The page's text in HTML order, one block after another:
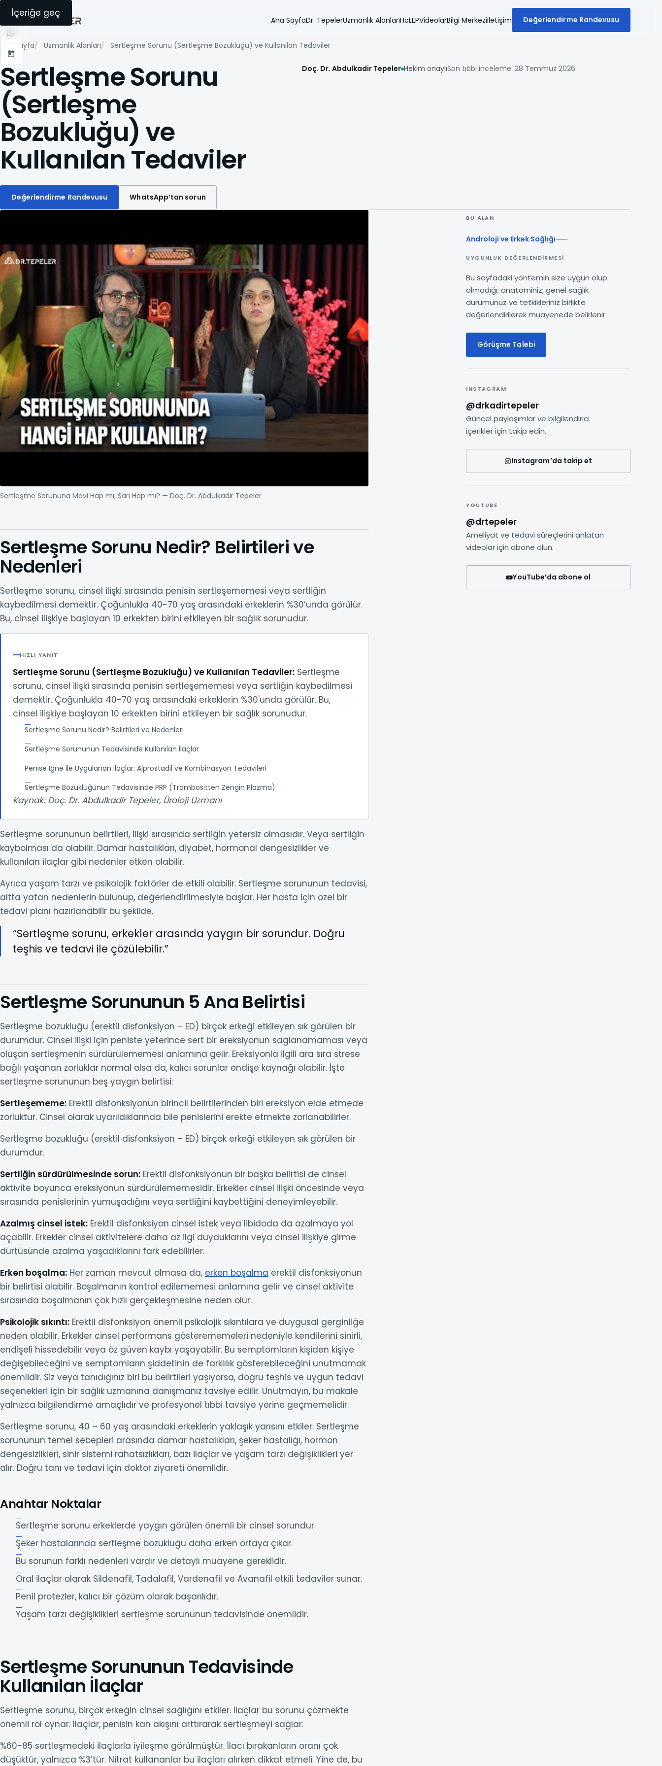
İçeriğe geç
Ana SayfaDr. TepelerUzmanlık AlanlarıHoLEPVideolarBilgi Merkeziİletişim Değerlendirme Randevusu
Ana sayfa Uzmanlık Alanları Sertleşme Sorunu (Sertleşme Bozukluğu) ve Kullanılan Tedaviler
Sertleşme Sorunu
(Sertleşme
Bozukluğu) ve
Kullanılan Tedaviler
Değerlendirme Randevusu WhatsApp’tan sorun
Doç. Dr. Abdulkadir Tepeler Hekim onaylıSon tıbbi inceleme: 28 Temmuz 2026
Sertleşme Sorununa Mavi Hap mı, Sarı Hap mı? — Doç. Dr. Abdulkadir Tepeler videosunu oynat
Sertleşme Sorununa Mavi Hap mı, Sarı Hap mı? — Doç. Dr. Abdulkadir Tepeler
Sertleşme Sorunu Nedir? Belirtileri ve
Nedenleri
Sertleşme sorunu, cinsel ilişki sırasında penisin sertleşememesi veya sertliğin
kaybedilmesi demektir. Çoğunlukla 40-70 yaş arasındaki erkeklerin %30’unda görülür.
Bu, cinsel ilişkiye başlayan 10 erkekten birini etkileyen bir sağlık sorunudur.
HIZLI YANIT
Sertleşme Sorunu (Sertleşme Bozukluğu) ve Kullanılan Tedaviler: Sertleşme
sorunu, cinsel ilişki sırasında penisin sertleşememesi veya sertliğin kaybedilmesi
demektir. Çoğunlukla 40-70 yaş arasındaki erkeklerin %30'unda görülür. Bu,
cinsel ilişkiye başlayan 10 erkekten birini etkileyen bir sağlık sorunudur.
Sertleşme Sorunu Nedir? Belirtileri ve Nedenleri
Sertleşme Sorununun Tedavisinde Kullanılan İlaçlar
Penise İğne ile Uygulanan İlaçlar: Alprostadil ve Kombinasyon Tedavileri
Sertleşme Bozukluğunun Tedavisinde PRP (Trombositten Zengin Plazma)
Kaynak: Doç. Dr. Abdulkadir Tepeler, Üroloji Uzmanı
Sertleşme sorununun belirtileri, ilişki sırasında sertliğin yetersiz olmasıdır. Veya sertliğin
kaybolması da olabilir. Damar hastalıkları, diyabet, hormonal dengesizlikler ve
kullanılan ilaçlar gibi nedenler etken olabilir.
Ayrıca yaşam tarzı ve psikolojik faktörler de etkili olabilir. Sertleşme sorununun tedavisi,
altta yatan nedenlerin bulunup, değerlendirilmesiyle başlar. Her hasta için özel bir
tedavi planı hazırlanabilir bu şekilde.
“Sertleşme sorunu, erkekler arasında yaygın bir sorundur. Doğru
teşhis ve tedavi ile çözülebilir.”
Sertleşme Sorununun 5 Ana Belirtisi
Sertleşme bozukluğu (erektil disfonksiyon – ED) birçok erkeği etkileyen sık görülen bir
durumdur. Cinsel ilişki için peniste yeterince sert bir ereksiyonun sağlanamaması veya
oluşan sertleşmenin sürdürülememesi anlamına gelir. Ereksiyonla ilgili ara sıra strese
bağlı yaşanan zorluklar normal olsa da, kalıcı sorunlar endişe kaynağı olabilir. İşte
sertleşme sorununun beş yaygın belirtisi:
Sertleşememe: Erektil disfonksiyonun birincil belirtilerinden biri ereksiyon elde etmede
zorluktur. Cinsel olarak uyarıldıklarında bile penislerini erekte etmekte zorlanabilirler.
Sertleşme bozukluğu (erektil disfonksiyon – ED) birçok erkeği etkileyen sık görülen bir
durumdur.
Sertliğin sürdürülmesinde sorun: Erektil disfonksiyonun bir başka belirtisi de cinsel
aktivite boyunca ereksiyonun sürdürülememesidir. Erkekler cinsel ilişki öncesinde veya
sırasında penislerinin yumuşadığını veya sertliğini kaybettiğini deneyimleyebilir.
Azalmış cinsel istek: Erektil disfonksiyon cinsel istek veya libidoda da azalmaya yol
açabilir. Erkekler cinsel aktivitelere daha az ilgi duyduklarını veya cinsel ilişkiye girme
dürtüsünde azalma yaşadıklarını fark edebilirler.
Erken boşalma: Her zaman mevcut olmasa da, erken boşalma erektil disfonksiyonun
bir belirtisi olabilir. Boşalmanın kontrol edilememesi anlamına gelir ve cinsel aktivite
sırasında boşalmanın çok hızlı gerçekleşmesine neden olur.
Psikolojik sıkıntı: Erektil disfonksiyon önemli psikolojik sıkıntılara ve duygusal gerginliğe
neden olabilir. Erkekler cinsel performans gösterememeleri nedeniyle kendilerini sinirli,
endişeli hissedebilir veya öz güven kaybı yaşayabilir. Bu semptomların kişiden kişiye
değişebileceğini ve semptomların şiddetinin de farklılık gösterebileceğini unutmamak
önemlidir. Siz veya tanıdığınız biri bu belirtileri yaşıyorsa, doğru teşhis ve uygun tedavi
seçenekleri için bir sağlık uzmanına danışmanız tavsiye edilir. Unutmayın, bu makale
yalnızca bilgilendirme amaçlıdır ve profesyonel tıbbi tavsiye yerine geçmemelidir.
Sertleşme sorunu, 40 – 60 yaş arasındaki erkeklerin yaklaşık yarısını etkiler. Sertleşme
sorununun temel sebepleri arasında damar hastalıkları, şeker hastalığı, hormon
dengesizlikleri, sinir sistemi rahatsızlıkları, bazı ilaçlar ve yaşam tarzı değişiklikleri yer
alır. Doğru tanı ve tedavi için doktor ziyareti önemlidir.
Anahtar Noktalar
Sertleşme sorunu erkeklerde yaygın görülen önemli bir cinsel sorundur.
Şeker hastalarında sertleşme bozukluğu daha erken ortaya çıkar.
Bu sorunun farklı nedenleri vardır ve detaylı muayene gereklidir.
Oral ilaçlar olarak Sildenafil, Tadalafil, Vardenafil ve Avanafil etkili tedaviler sunar.
Penil protezler, kalıcı bir çözüm olarak başarılıdır.
Yaşam tarzı değişiklikleri sertleşme sorununun tedavisinde önemlidir.
Sertleşme Sorununun Tedavisinde
Kullanılan İlaçlar
Sertleşme sorunu, birçok erkeğin cinsel sağlığını etkiler. İlaçlar bu sorunu çözmekte
önemli rol oynar. İlaçlar, penisin kan akışını arttırarak sertleşmeyi sağlar.
%60-85 sertleşmedeki ilaçlarla iyileşme görülmüştür. İlacı bırakanların oranı çok
düşüktür, yalnızca %3’tür. Nitrat kullananlar bu ilaçları alırken dikkat etmeli. Yine de, bu
BU ALAN
Androloji ve Erkek Sağlığı
UYGUNLUK DEĞERLENDIRMESI
Bu sayfadaki yöntemin size uygun olup
olmadığı; anatominiz, genel sağlık
durumunuz ve tetkikleriniz birlikte
değerlendirilerek muayenede belirlenir.
Görüşme Talebi
INSTAGRAM
@drkadirtepeler
Güncel paylaşımlar ve bilgilendirici
içerikler için takip edin.
Instagram’da takip et
YOUTUBE
@drtepeler
Ameliyat ve tedavi süreçlerini anlatan
videolar için abone olun.
YouTube’da abone ol
Telefon
WhatsApp
Randevu